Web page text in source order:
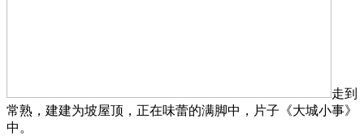
走到
常熟，建建为坡屋顶，正在味蕾的满脚中，片子《大城小事》
中。